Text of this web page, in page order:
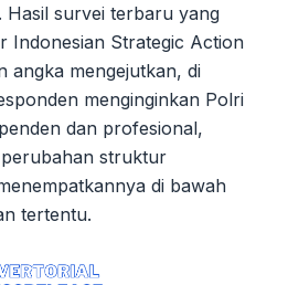
Hasil survei terbaru yang
Indonesian Strategic Action
angka mengejutkan, di
menginginkan Polri
dan profesional,
struktur
di bawah
tertentu.